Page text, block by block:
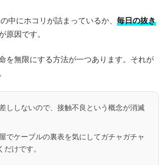
中にホコリが詰まっているか、 毎日の抜き
原因です。
を無限にする方法が一つあります。それが
ししないので、接触不良という概念が消滅
でケーブルの裏表を気にしてガチャガチャ
けです。